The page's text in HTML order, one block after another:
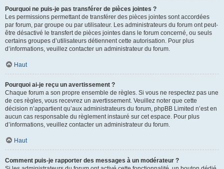
Pourquoi ne puis-je pas transférer de pièces jointes ?
Les permissions permettant de transférer des pièces jointes sont accordées
par forum, par groupe ou par utilisateur. Les administrateurs du forum ont peut-
être désactivé le transfert de pièces jointes dans le forum concerné, ou seuls
certains groupes d’utilisateurs détiennent cette autorisation. Pour plus
d’informations, veuillez contacter un administrateur du forum.
Haut
Pourquoi ai-je reçu un avertissement ?
Chaque forum a son propre ensemble de règles. Si vous ne respectez pas une
de ces règles, vous recevrez un avertissement. Veuillez noter que cette
décision n’appartient qu’aux administrateurs du forum, phpBB Limited n’est en
aucun cas responsable du règlement instauré sur cet espace. Pour plus
d’informations, veuillez contacter un administrateur du forum.
Haut
Comment puis-je rapporter des messages à un modérateur ?